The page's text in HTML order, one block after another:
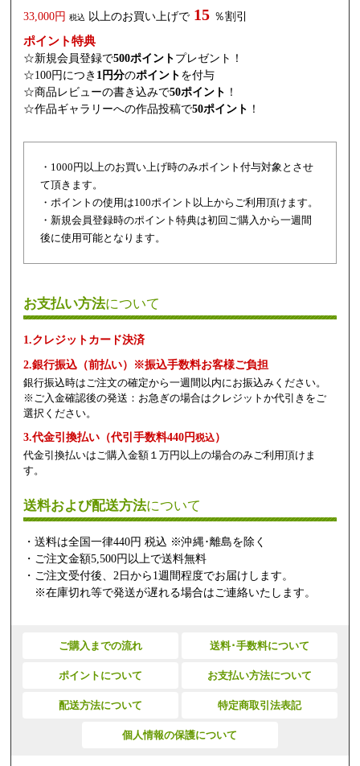
33,000円 税込 以上のお買い上げで 15 ％割引
ポイント特典
☆新規会員登録で500ポイント プレゼント！
☆100円につき 1円分のポイント を付与
☆商品レビューの書き込みで50ポイント ！
☆作品ギャラリーへの作品投稿で50ポイント ！
・1000円以上のお買い上げ時のみポイント付与対象とさせ
て頂きます。
・ポイントの使用は100ポイント以上からご利用頂けます。
・新規会員登録時のポイント特典は初回ご購入から一週間
後に使用可能となります。
お支払い方法について
1.クレジットカード決済
2.銀行振込（前払い）※振込手数料お客様ご負担
銀行振込時はご注文の確定から一週間以内にお振込みください。
※ご入金確認後の発送：お急ぎの場合はクレジットか代引きをご
選択ください。
3.代金引換払い（代引手数料440円税込）
代金引換払いはご購入金額１万円以上の場合のみご利用頂けま
す。
送料および配送方法について
・送料は全国一律440円 税込 ※沖縄･離島を除く
・ご注文金額5,500円以上で送料無料
・ご注文受付後、2日から1週間程度でお届けします。
※在庫切れ等で発送が遅れる場合はご連絡いたします。
ご購入までの流れ 送料･手数料について
ポイントについて お支払い方法について
配送方法について 特定商取引法表記
個人情報の保護について